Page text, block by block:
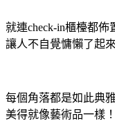
就連check-in櫃檯都
讓人不自覺慵懶了起
每個角落都是如此典
美得就像藝術品一樣